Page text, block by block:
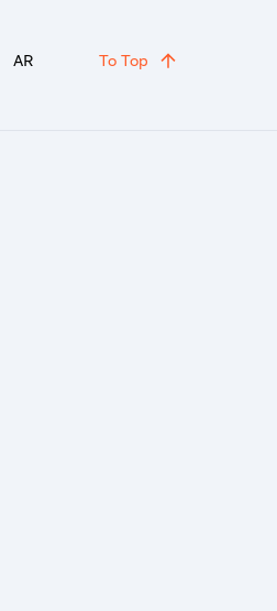
AR To Top